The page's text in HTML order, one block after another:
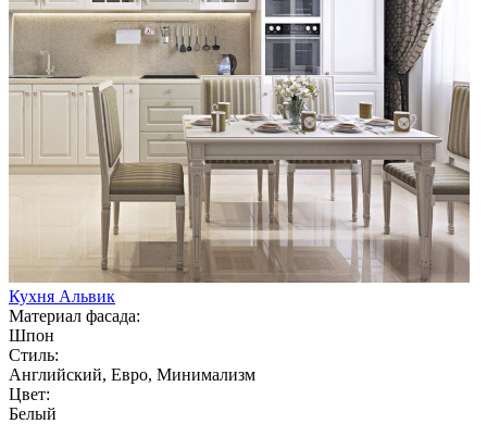
Кухня Альвик
Материал фасада:
Шпон
Стиль:
Английский, Евро, Минимализм
Цвет:
Белый